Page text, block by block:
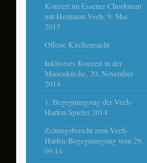
Konzert im Essener Chorforum
mit Hermann Veeh, 9. Mai
2015
Offene Kirchennacht
Inklusives Konzert in der
Marienkirche, 20. November
2014
1. Begegnungstag der Veeh-
Harfen-Spieler 2014
Zeitungsbericht zum Veeh-
Harfen-Begegnungstag vom 29.
09.14